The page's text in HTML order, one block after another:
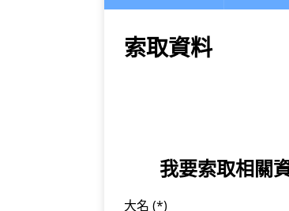
索取資料
我要索取相關
大名 (*)